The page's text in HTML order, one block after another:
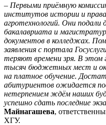
– Первыми приёмную
институтов истории и
агротехнологий. Они
бакалавриата и
документов в колледжах.
заявления с портала
теряют времени зря. В этом
тысяч бюджетных мест и
на платное обучение.
абитуриентов ожидается
нетерпением ждём наших
успешно сдать последние
Майнагашева,
ХГУ.